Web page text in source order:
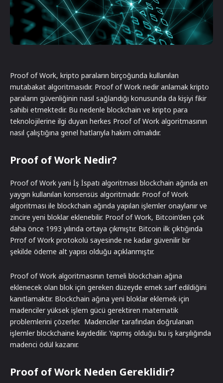
Proof of Work, kripto paraların birçoğunda kullanılan
mutabakat algoritmasıdır. Proof of Work nedir anlamak kripto
paraların güvenliğinin nasıl sağlandığı konusunda da kişiyi fikir
sahibi etmektedir. Bu nedenle blockchain ve kripto para
teknolojilerine ilgi duyan herkes Proof of Work algoritmasının
nasıl çalıştığına genel hatlarıyla hakim olmalıdır.
Proof of Work Nedir?
Proof of Work yani İş İspatı algoritması blockchain ağında en
yaygın kullanılan konsensüs algoritmadır. Proof of Work
algoritması ile blockchain ağında yapılan işlemler onaylanır ve
zincire yeni bloklar eklenebilir. Proof of Work, Bitcoin’den çok
daha önce 1993 yılında ortaya çıkmıştır. Bitcoin ilk çıktığında
Prrof of Work protokolü sayesinde ne kadar güvenilir bir
şekilde ödeme alt yapısı olduğu açıklanmıştır.
Proof of Work algoritmasının temeli blockchain ağına
eklenecek olan blok için gereken düzeyde emek sarf edildiğini
kanıtlamaktır. Blockchain ağına yeni bloklar eklemek için
madenciler yüksek işlem gücü gerektiren matematik
problemlerini çözerler. Madenciler tarafından doğrulanan
işlemler blockchaine kaydedilir. Yapmış olduğu bu iş karşılığında
madenci ödül kazanır.
Proof of Work Neden Gereklidir?